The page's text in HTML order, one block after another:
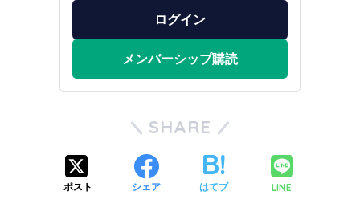
ログイン
メンバーシップ購読
SHARE
ポスト シェア はてブ LINE